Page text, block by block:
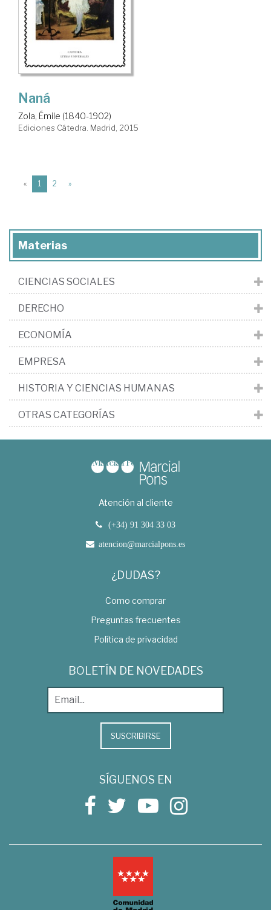
Naná
Zola, Émile (1840-1902)
Ediciones Cátedra. Madrid, 2015
« 1 (current)
2 »
Materias
CIENCIAS SOCIALES
DERECHO
ECONOMÍA
EMPRESA
HISTORIA Y CIENCIAS HUMANAS
OTRAS CATEGORÍAS
Atención al cliente
(+34) 91 304 33 03
atencion@marcialpons.es
¿DUDAS?
Como comprar
Preguntas frecuentes
Política de privacidad
BOLETÍN DE NOVEDADES
SUSCRIBIRSE
SÍGUENOS EN